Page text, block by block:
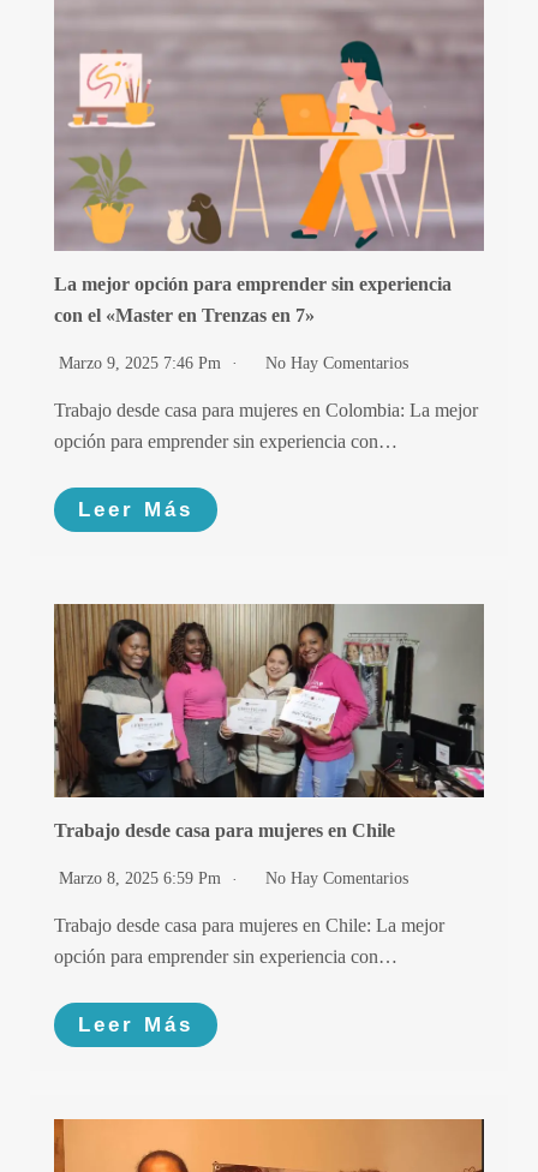
La mejor opción para emprender sin experiencia
con el «Master en Trenzas en 7»
Marzo 9, 2025 7:46 Pm No Hay Comentarios
Trabajo desde casa para mujeres en Colombia: La mejor
opción para emprender sin experiencia con…
Leer Más
Trabajo desde casa para mujeres en Chile
Marzo 8, 2025 6:59 Pm No Hay Comentarios
Trabajo desde casa para mujeres en Chile: La mejor
opción para emprender sin experiencia con…
Leer Más